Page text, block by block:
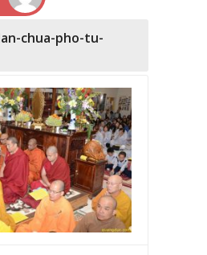
chua-pho-tu-